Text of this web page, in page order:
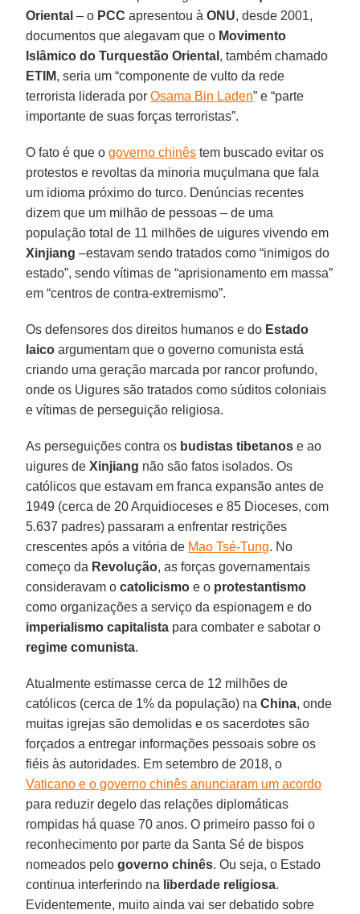
Oriental – o PCC apresentou àONU, desde 2001,
documentos que alegavam que o Movimento
Islâmico do Turquestão Oriental , também chamado
ETIM, seria um “componente de vulto da rede
terrorista liderada porOsama Bin Laden” e “parte
importante de suas forças terroristas”.
O fato é que ogoverno chinês tem buscado evitar os
protestos e revoltas da minoria muçulmana que fala
um idioma próximo do turco. Denúncias recentes
dizem que um milhão de pessoas – de uma
população total de 11 milhões de uigures vivendo em
Xinjiang –estavam sendo tratados como “inimigos do
estado”, sendo vítimas de “aprisionamento em massa”
em “centros de contra-extremismo”.
Os defensores dos direitos humanos e do Estado
laico argumentam que o governo comunista está
criando uma geração marcada por rancor profundo,
onde os Uigures são tratados como súditos coloniais
e vítimas de perseguição religiosa.
As perseguições contra os budistas tibetanos e ao
uigures deXinjiang não são fatos isolados. Os
católicos que estavam em franca expansão antes de
1949 (cerca de 20 Arquidioceses e 85 Dioceses, com
5.637 padres) passaram a enfrentar restrições
crescentes após a vitória de Mao Tsé-Tung. No
começo da Revolução, as forças governamentais
consideravam ocatolicismo e o protestantismo
como organizações a serviço da espionagem e do
imperialismo capitalista para combater e sabotar o
regime comunista.
Atualmente estimasse cerca de 12 milhões de
católicos (cerca de 1% da população) naChina, onde
muitas igrejas são demolidas e os sacerdotes são
forçados a entregar informações pessoais sobre os
fiéis às autoridades. Em setembro de 2018, o
Vaticano e o governo chinês anunciaram um acordo
para reduzir degelo das relações diplomáticas
rompidas há quase 70 anos. O primeiro passo foi o
reconhecimento por parte da Santa Sé de bispos
nomeados pelogoverno chinês. Ou seja, o Estado
continua interferindo na liberdade religiosa.
Evidentemente, muito ainda vai ser debatido sobre